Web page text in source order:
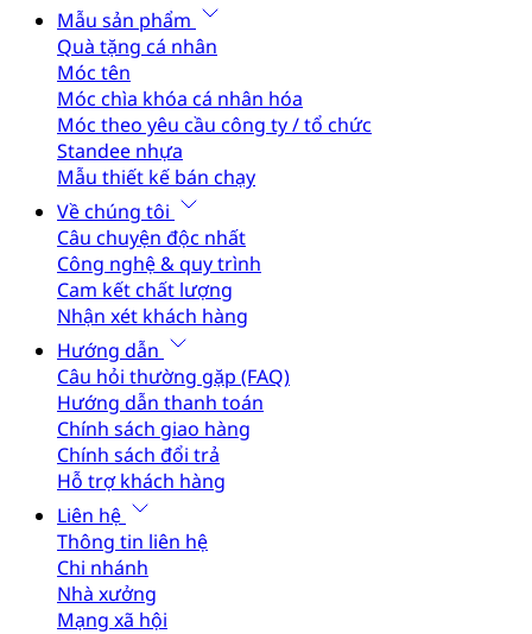
Mẫu sản phẩm
Quà tặng cá nhân
Móc tên
Móc chìa khóa cá nhân hóa
Móc theo yêu cầu công ty / tổ chức
Standee nhựa
Mẫu thiết kế bán chạy
Về chúng tôi
Câu chuyện độc nhất
Công nghệ & quy trình
Cam kết chất lượng
Nhận xét khách hàng
Hướng dẫn
Câu hỏi thường gặp (FAQ)
Hướng dẫn thanh toán
Chính sách giao hàng
Chính sách đổi trả
Hỗ trợ khách hàng
Liên hệ
Thông tin liên hệ
Chi nhánh
Nhà xưởng
Mạng xã hội